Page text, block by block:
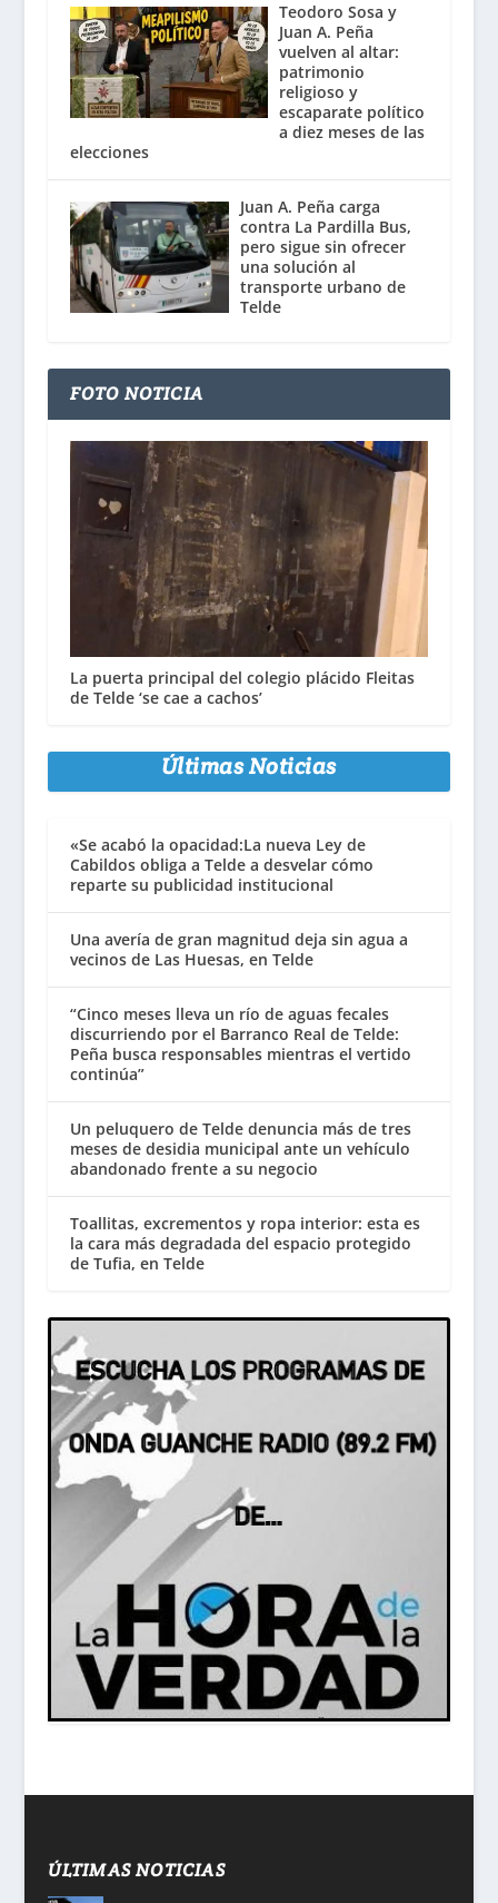
Teodoro Sosa y
Juan A. Peña
vuelven al altar:
patrimonio
religioso y
escaparate político
a diez meses de las
elecciones
Juan A. Peña carga
contra La Pardilla Bus,
pero sigue sin ofrecer
una solución al
transporte urbano de
Telde
FOTO NOTICIA
La puerta principal del colegio plácido Fleitas
de Telde ‘se cae a cachos’
Últimas Noticias
«Se acabó la opacidad:La nueva Ley de
Cabildos obliga a Telde a desvelar cómo
reparte su publicidad institucional
Una avería de gran magnitud deja sin agua a
vecinos de Las Huesas, en Telde
“Cinco meses lleva un río de aguas fecales
discurriendo por el Barranco Real de Telde:
Peña busca responsables mientras el vertido
continúa”
Un peluquero de Telde denuncia más de tres
meses de desidia municipal ante un vehículo
abandonado frente a su negocio
Toallitas, excrementos y ropa interior: esta es
la cara más degradada del espacio protegido
de Tufia, en Telde
ÚLTIMAS NOTICIAS